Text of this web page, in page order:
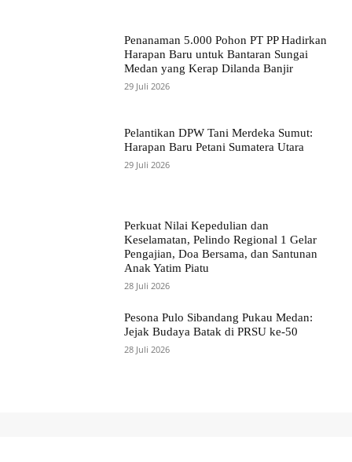
Penanaman 5.000 Pohon PT PP Hadirkan
Harapan Baru untuk Bantaran Sungai
Medan yang Kerap Dilanda Banjir
29 Juli 2026
Pelantikan DPW Tani Merdeka Sumut:
Harapan Baru Petani Sumatera Utara
29 Juli 2026
Perkuat Nilai Kepedulian dan
Keselamatan, Pelindo Regional 1 Gelar
Pengajian, Doa Bersama, dan Santunan
Anak Yatim Piatu
28 Juli 2026
Pesona Pulo Sibandang Pukau Medan:
Jejak Budaya Batak di PRSU ke-50
28 Juli 2026